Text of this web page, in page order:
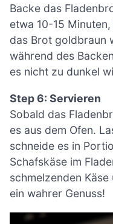
Backe das
etwa 10-15
das Brot goldbraun
während des
es nicht zu dunkel
Step 6: Servieren
Sobald das
es aus dem Ofen.
schneide es in
Schafskäse im
schmelzenden
ein wahrer Genuss!